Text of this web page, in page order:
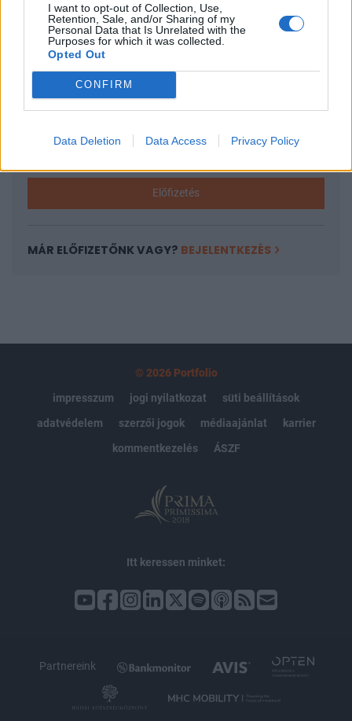
I want to opt-out of Collection, Use,
Retention, Sale, and/or Sharing of my
Personal Data that Is Unrelated with the
Purposes for which it was collected.
Opted Out
CONFIRM
Data Deletion Data Access Privacy Policy
A keresett cikk a portfolio.hu hírarchívumához
tartozik, melynek olvasása előfizetéses
regisztrációhoz kötött.
Az előfizetés a következőket tartalmazza:
Portfolio.hu teljes cikkarchívum
Kötéslisták: BÉT elmúlt 2 év napon belüli
Előfizetés
MÁR ELŐFIZETŐNK VAGY? BEJELENTKEZÉS
© 2026 Portfolio
impresszum
jogi nyilatkozat
süti beállítások
adatvédelem
szerzői jogok médiaajánlat
karrier
kommentkezelés
ÁSZF
Itt keressen minket:
Partnereink